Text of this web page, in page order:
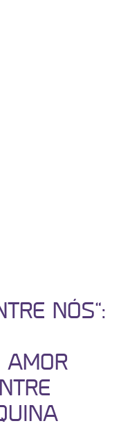
NÓS”:
AMOR